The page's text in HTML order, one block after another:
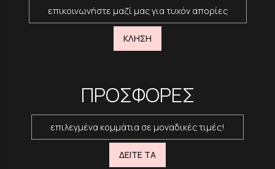
επικοινωνήστε μαζί μας για τυχόν απορίες
ΚΛΗΣΗ
ΠΡΟΣΦΟΡΕΣ
επιλεγμένα κομμάτια σε μοναδικές τιμές!
ΔΕΙΤΕ ΤΑ